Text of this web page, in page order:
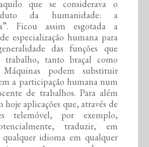
que se considerava o
da humanidade: a
Ficou assim esgotada a
especialização humana para
das funções que
trabalho, tanto braçal como
Máquinas podem substituir
a participação humana num
de trabalhos. Para além
hoje aplicações que, através de
telemóvel, por exemplo,
traduzir, em
idioma em qualquer